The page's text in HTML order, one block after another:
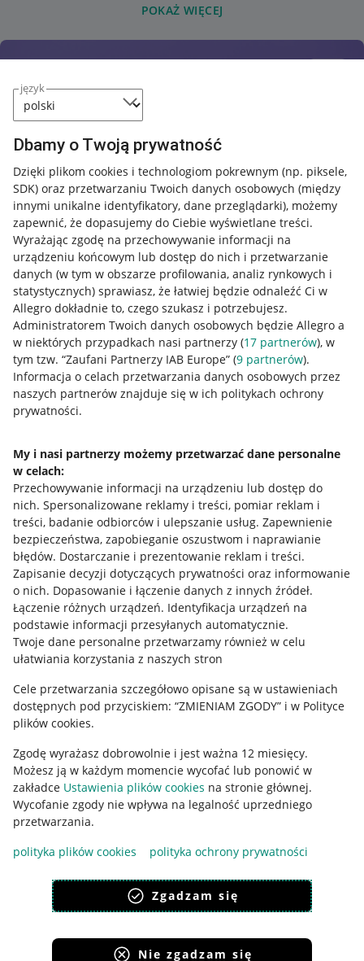
język
Dbamy o Twoją prywatność
Dzięki plikom cookies i technologiom pokrewnym (np. piksele,
SDK) oraz przetwarzaniu Twoich danych osobowych (między
innymi unikalne identyfikatory, dane przeglądarki), możemy
zapewnić, że dopasujemy do Ciebie wyświetlane treści.
Wyrażając zgodę na przechowywanie informacji na
urządzeniu końcowym lub dostęp do nich i przetwarzanie
danych (w tym w obszarze profilowania, analiz rynkowych i
statystycznych) sprawiasz, że łatwiej będzie odnaleźć Ci w
Allegro dokładnie to, czego szukasz i potrzebujesz.
Administratorem Twoich danych osobowych będzie Allegro a
w niektórych przypadkach nasi partnerzy (17 partnerów), w
tym tzw. “Zaufani Partnerzy IAB Europe” (9 partnerów).
Informacja o celach przetwarzania danych osobowych przez
naszych partnerów znajduje się w ich politykach ochrony
prywatności.
My i nasi partnerzy możemy przetwarzać dane personalne
w celach:
Przechowywanie informacji na urządzeniu lub dostęp do
nich. Spersonalizowane reklamy i treści, pomiar reklam i
treści, badanie odbiorców i ulepszanie usług. Zapewnienie
bezpieczeństwa, zapobieganie oszustwom i naprawianie
błędów. Dostarczanie i prezentowanie reklam i treści.
Zapisanie decyzji dotyczących prywatności oraz informowanie
o nich. Dopasowanie i łączenie danych z innych źródeł.
Łączenie różnych urządzeń. Identyfikacja urządzeń na
podstawie informacji przesyłanych automatycznie.
Twoje dane personalne przetwarzamy również w celu
ułatwiania korzystania z naszych stron
Cele przetwarzania szczegółowo opisane są w ustawieniach
dostępnych pod przyciskiem: “ZMIENIAM ZGODY” i w Polityce
plików cookies.
Zgodę wyrażasz dobrowolnie i jest ważna 12 miesięcy.
Możesz ją w każdym momencie wycofać lub ponowić w
zakładce Ustawienia plików cookies na stronie głównej.
Wycofanie zgody nie wpływa na legalność uprzedniego
przetwarzania.
polityka plików cookies
polityka ochrony prywatności
Zgadzam się
Nie zgadzam się
POKAŻ WIĘCEJ
Przydatne informacje
Jak to działa
Allegro Gadane dla sprzedających
Allegro Gadane dla kupujących
Mapa miejscowości
Informacje prawne
Regulamin
Polityka plików "cookies"
Ustawienia plików "cookies"
Udostępnianie lokalizacji
Informacje dla Aktu o Usługach Cyfrowych
Pobierz aplikację